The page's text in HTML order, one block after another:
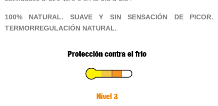
100% NATURAL. SUAVE Y SIN SENSACIÓN DE PICOR.
TERMORREGULACIÓN NATURAL.
Protección contra el frío
Nivel 3